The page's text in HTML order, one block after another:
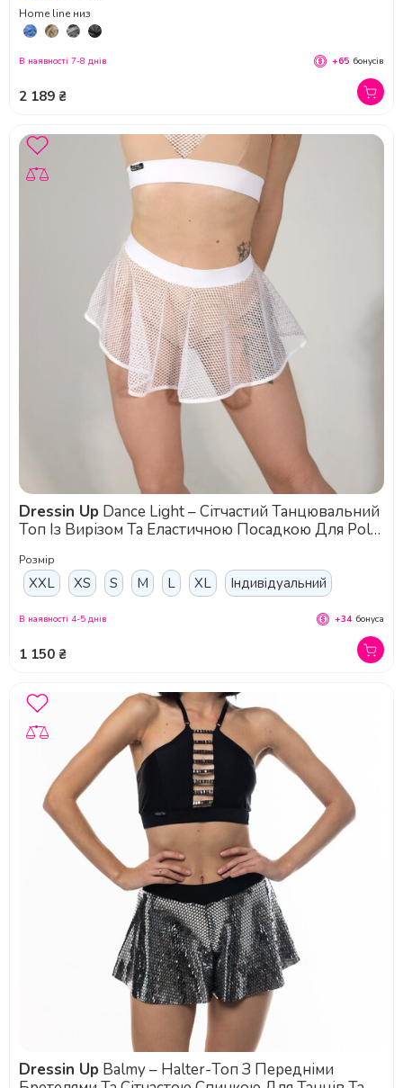
Home line низ
2 189 ₴
В наявності 7-8 днів +65 бонусів
Dressin Up
Топ Із Вирізом Та Еластичною Посадкою Для Pole
Розмір
XXL XS S M L XL Індивідуальний
1 150 ₴
В наявності 4-5 днів +34 бонуса
Dressin Up